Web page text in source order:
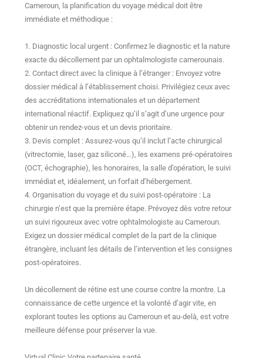
Cameroun, la planification du voyage médical doit être
immédiate et méthodique :
1. Diagnostic local urgent : Confirmez le diagnostic et la nature
exacte du décollement par un ophtalmologiste camerounais.
2. Contact direct avec la clinique à l’étranger : Envoyez votre
dossier médical à l’établissement choisi. Privilégiez ceux avec
des accréditations internationales et un département
international réactif. Expliquez qu’il s’agit d’une urgence pour
obtenir un rendez-vous et un devis prioritaire.
3. Devis complet : Assurez-vous qu’il inclut l’acte chirurgical
(vitrectomie, laser, gaz siliconé…), les examens pré-opératoires
(OCT, échographie), les honoraires, la salle d’opération, le suivi
immédiat et, idéalement, un forfait d’hébergement.
4. Organisation du voyage et du suivi post-opératoire : La
chirurgie n’est que la première étape. Prévoyez dès votre retour
un suivi rigoureux avec votre ophtalmologiste au Cameroun.
Exigez un dossier médical complet de la part de la clinique
étrangère, incluant les détails de l’intervention et les consignes
post-opératoires.
Un décollement de rétine est une course contre la montre. La
connaissance de cette urgence et la volonté d’agir vite, en
explorant toutes les options au Cameroun et au-delà, est votre
meilleure défense pour préserver la vue.